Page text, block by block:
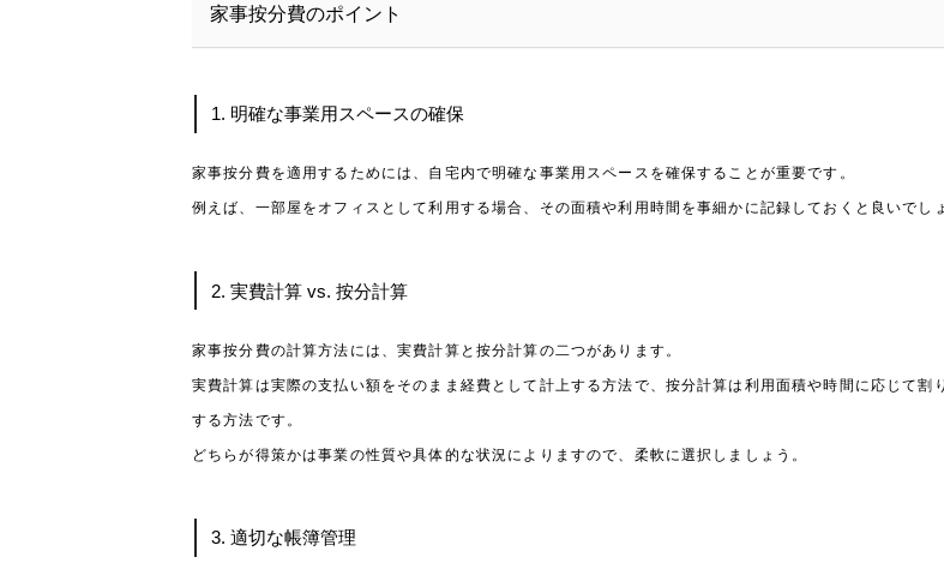
家事按分費のポイント
1. 明確な事業用スペースの確保
家事按分費を適用するためには、自宅内で明確な事業用スペースを確保することが重要です。
例えば、一部屋をオフィスとして利用する場合、その面積や利用時間を事細かに記録しておくと良いでし
2. 実費計算 vs. 按分計算
家事按分費の計算方法には、実費計算と按分計算の二つがあります。
実費計算は実際の支払い額をそのまま経費として計上する方法で、按分計算は利用面積や時間に応じて割
する方法です。
どちらが得策かは事業の性質や具体的な状況によりますので、柔軟に選択しましょう。
3. 適切な帳簿管理